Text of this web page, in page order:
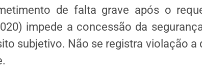
de falta grave após o
impede a concessão da
subjetivo. Não se registra violação